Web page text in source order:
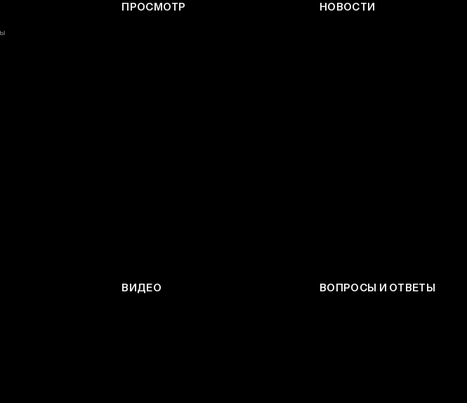
ПРОСМОТР НОВОСТИ
ВИДЕО ВОПРОСЫ И ОТВЕТЫ